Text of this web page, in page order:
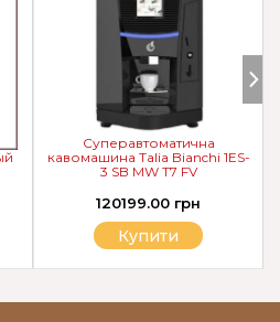
Cуперавтоматична
кавомашина Talia Bianchi 1ES-
3 SB MW T7 FV
120199.00 грн
Купити